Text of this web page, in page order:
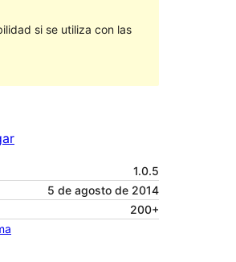
si se utiliza con las
1.0.5
5 de agosto de 2014
200+